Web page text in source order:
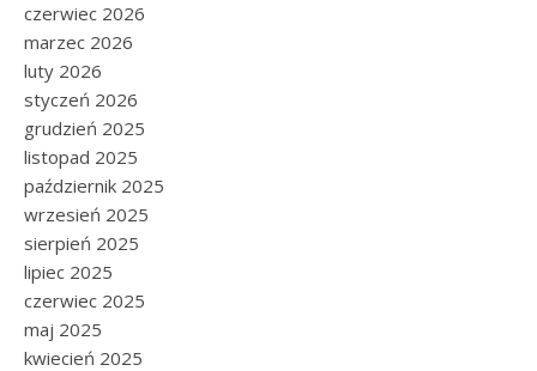
czerwiec 2026
marzec 2026
luty 2026
styczeń 2026
grudzień 2025
listopad 2025
październik 2025
wrzesień 2025
sierpień 2025
lipiec 2025
czerwiec 2025
maj 2025
kwiecień 2025